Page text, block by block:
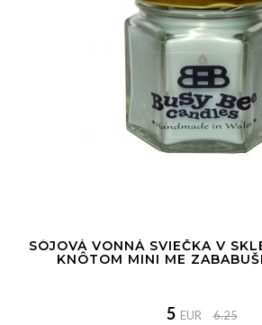
SÓJOVÁ VONNÁ SVIEČKA V
KNÔTOM MINI ME
5 EUR 6.25